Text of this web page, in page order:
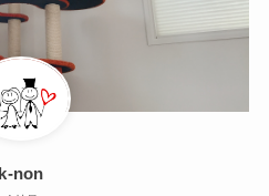
k-non